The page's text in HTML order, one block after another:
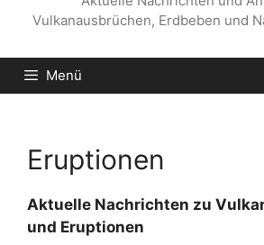
Vulkanausbrüchen, Erdbeben und
Menü
Eruptionen
Aktuelle Nachrichten zu
und Eruptionen